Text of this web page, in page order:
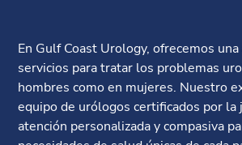
En Gulf Coast Urology, ofrecemos
servicios para tratar los problemas
hombres como en mujeres. Nuestro
equipo de urólogos certificados por la
atención personalizada y compasiva